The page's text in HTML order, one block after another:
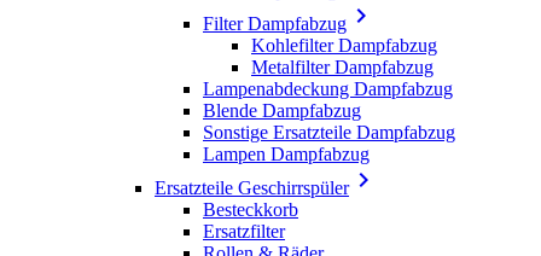
Filter Dampfabzug 
Kohlefilter Dampfabzug
Metalfilter Dampfabzug
Lampenabdeckung Dampfabzug
Blende Dampfabzug
Sonstige Ersatzteile Dampfabzug
Lampen Dampfabzug
Ersatzteile Geschirrspüler
Besteckkorb
Ersatzfilter